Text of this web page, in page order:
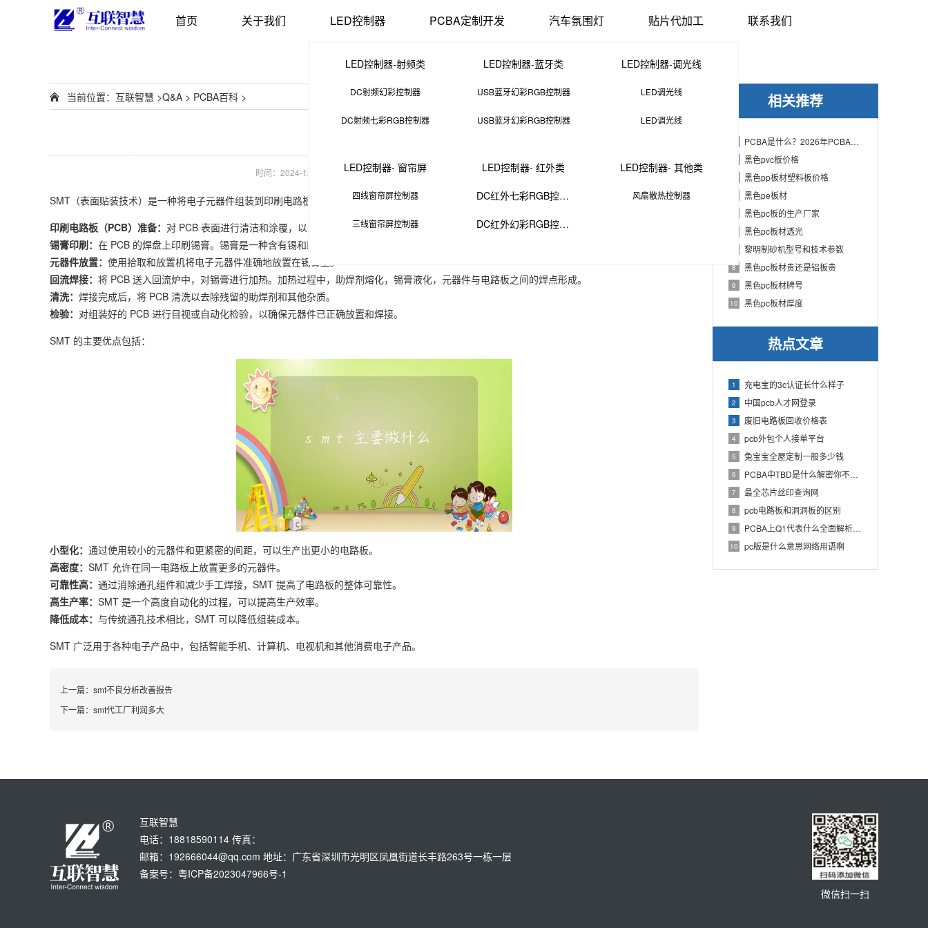
首页 关于我们 LED控制器
LED控制器-射频类
DC射频幻彩控制器
DC射频七彩RGB控制器
LED控制器-蓝牙类
USB蓝牙幻彩RGB控制器
USB蓝牙幻彩RGB控制器
LED控制器-调光线
LED调光线
LED调光线
LED控制器- 窗帘屏
四线窗帘屏控制器
三线窗帘屏控制器
LED控制器- 红外类
DC红外七彩RGB控制器
DC红外幻彩RGB控制器
LED控制器- 其他类
风扇散热控制器
PCBA定制开发 汽车氛围灯 贴片代加工 联系我们
相关推荐
PCBA是什么？2026年PCBA制造与代工指南：专业方案、流程与应用
黑色pvc板价格
黑色pp板材塑料板价格
黑色pe板材
黑色pc板的生产厂家
黑色pc板材透光
黎明制砂机型号和技术参数
8 黑色pc板材贵还是铝板贵
9 黑色pc板材牌号
10 黑色pc板材厚度
热点文章
1 充电宝的3c认证长什么样子
2 中国pcb人才网登录
3 废旧电路板回收价格表
4 pcb外包个人接单平台
5 兔宝宝全屋定制一般多少钱
6 PCBA中TBD是什么解密你不知道的电子行业术语
7 最全芯片丝印查询网
8 pcb电路板和洞洞板的区别
9 PCBA上Q1代表什么全面解析PCB电路板中Q1的作用
10 pc版是什么意思网络用语啊
当前位置： 互联智慧 >Q&A > PCBA百科 >
时间：2024-12-18 11:52:50 来源：PCBA 次
SMT（表面贴装技术）是一种将电子元器件组装到印刷电路板（PCB）上的电子组装技术。其主要流程包括：
印刷电路板（PCB）准备： 对 PCB 表面进行清洁和涂覆，以确保元器件与电路板之间的良好粘接。
锡膏印刷： 在 PCB 的焊盘上印刷锡膏。锡膏是一种含有锡和助焊剂的膏状物，它将用于焊接元器件。
元器件放置： 使用拾取和放置机将电子元器件准确地放置在锡膏上。
回流焊接： 将 PCB 送入回流炉中，对锡膏进行加热。加热过程中，助焊剂熔化，锡膏液化，元器件与电路板之间的焊点形成。
清洗： 焊接完成后，将 PCB 清洗以去除残留的助焊剂和其他杂质。
检验： 对组装好的 PCB 进行目视或自动化检验，以确保元器件已正确放置和焊接。
SMT 的主要优点包括：
小型化： 通过使用较小的元器件和更紧密的间距，可以生产出更小的电路板。
高密度： SMT 允许在同一电路板上放置更多的元器件。
可靠性高： 通过消除通孔组件和减少手工焊接，SMT 提高了电路板的整体可靠性。
高生产率： SMT 是一个高度自动化的过程，可以提高生产效率。
降低成本： 与传统通孔技术相比，SMT 可以降低组装成本。
SMT 广泛用于各种电子产品中，包括智能手机、计算机、电视机和其他消费电子产品。
上一篇： smt不良分析改善报告
下一篇： smt代工厂利润多大
微信扫一扫
互联智慧
电话：18818590114 传真：
邮箱：192666044@qq.com 地址：广东省深圳市光明区凤凰街道长丰路263号一栋一层
备案号：粤ICP备2023047966号-1